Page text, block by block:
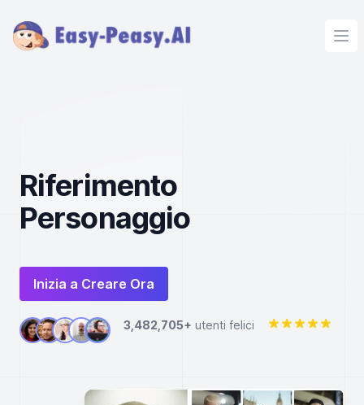
Riferimento
Personaggio
Inizia a Creare Ora
3,482,705+ utenti felici